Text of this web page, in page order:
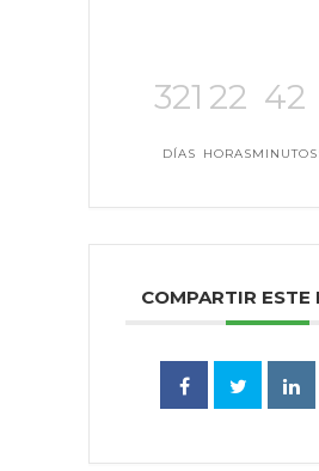
321
DÍAS
22
HORAS
42
MINUTOS
COMPARTIR ESTE